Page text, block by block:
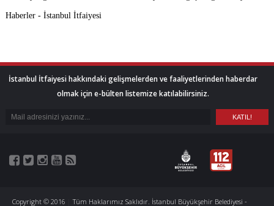
İstanbul İtfaiyesi hakkındaki gelişmelerden ve faaliyetlerinden haberdar
olmak için e-bülten listemize katılabilirsiniz.
Copyright © 2016 Tüm Haklarımız Saklıdır. İstanbul Büyükşehir Belediyesi -